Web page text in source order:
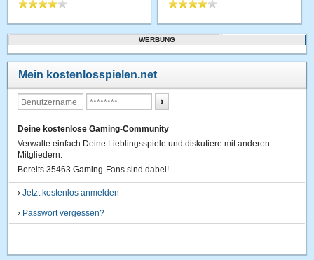
WERBUNG
Mein kostenlosspielen.net
Deine kostenlose Gaming-Community
Verwalte einfach Deine Lieblingsspiele und diskutiere mit anderen
Mitgliedern.
Bereits 35463 Gaming-Fans sind dabei!
›Jetzt kostenlos anmelden
› Passwort vergessen?